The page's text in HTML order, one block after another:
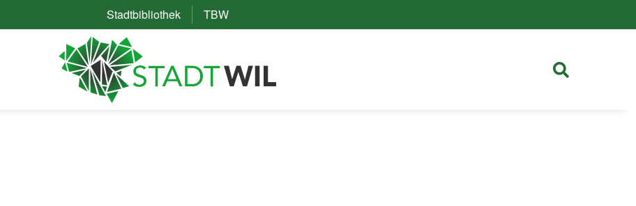
Stadtbibliothek(External Link)
TBW(External Link)